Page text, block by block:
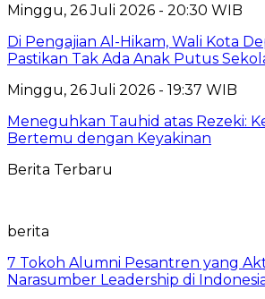
Minggu, 26 Juli 2026 - 20:30 WIB
Di Pengajian Al-Hikam, Wali Kota
Pastikan Tak Ada Anak Putus
Minggu, 26 Juli 2026 - 19:37 WIB
Meneguhkan Tauhid atas Rezeki:
Bertemu dengan Keyakinan
Berita Terbaru
berita
7 Tokoh Alumni Pesantren yang
Narasumber Leadership di